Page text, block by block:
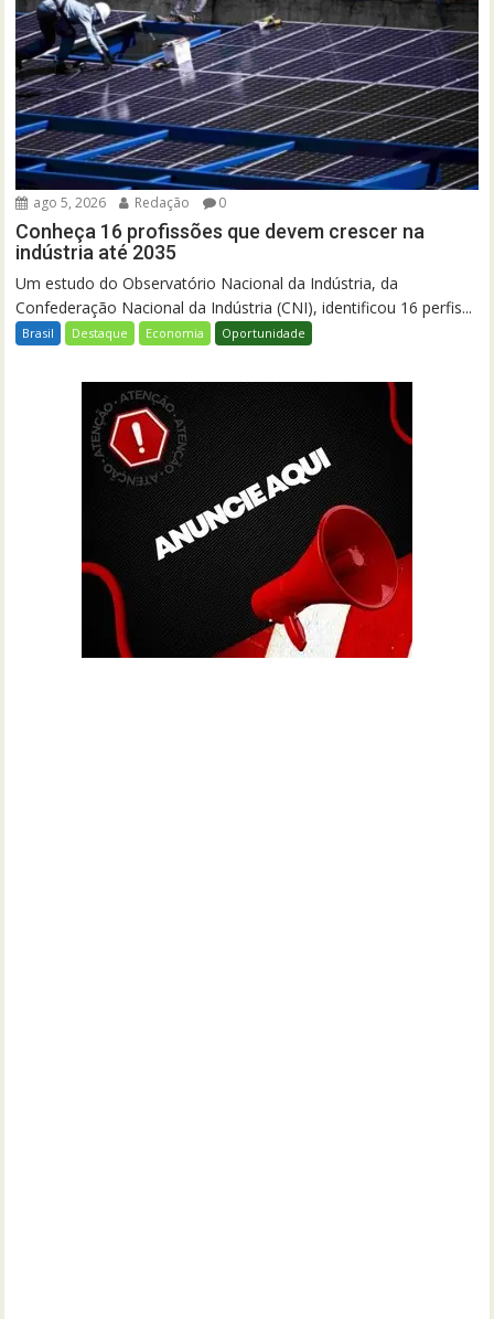
ago 5, 2026 Redação 0
Conheça 16 profissões que devem crescer na
indústria até 2035
Um estudo do Observatório Nacional da Indústria, da
Confederação Nacional da Indústria (CNI), identificou 16 perfis...
Brasil Destaque Economia Oportunidade